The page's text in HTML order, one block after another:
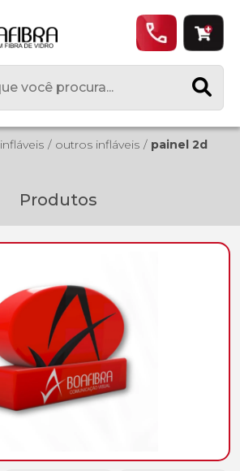
infláveis outros infláveis
painel 2d
Produtos